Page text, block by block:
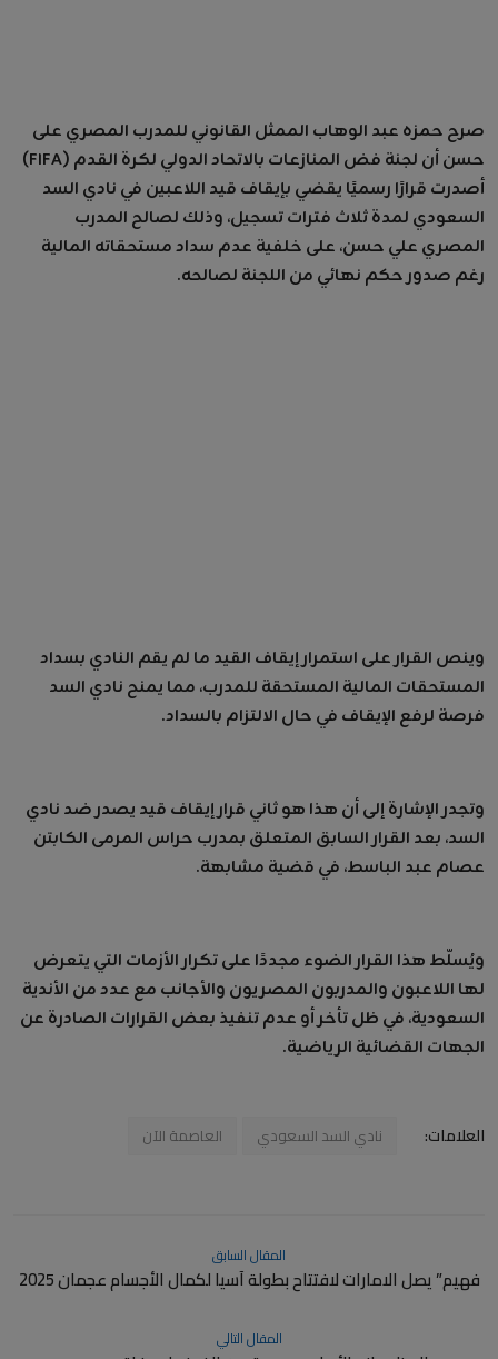
صرح حمزه عبد الوهاب الممثل القانوني للمدرب المصري على
حسن أن لجنة فض المنازعات بالاتحاد الدولي لكرة القدم (FIFA)
أصدرت قرارًا رسميًا يقضي بإيقاف قيد اللاعبين في نادي السد
السعودي لمدة ثلاث فترات تسجيل، وذلك لصالح المدرب
المصري علي حسن، على خلفية عدم سداد مستحقاته المالية
رغم صدور حكم نهائي من اللجنة لصالحه.
وينص القرار على استمرار إيقاف القيد ما لم يقم النادي بسداد
المستحقات المالية المستحقة للمدرب، مما يمنح نادي السد
فرصة لرفع الإيقاف في حال الالتزام بالسداد.
وتجدر الإشارة إلى أن هذا هو ثاني قرار إيقاف قيد يصدر ضد نادي
السد، بعد القرار السابق المتعلق بمدرب حراس المرمى الكابتن
عصام عبد الباسط، في قضية مشابهة.
ويُسلّط هذا القرار الضوء مجددًا على تكرار الأزمات التي يتعرض
لها اللاعبون والمدربون المصريون والأجانب مع عدد من الأندية
السعودية، في ظل تأخر أو عدم تنفيذ بعض القرارات الصادرة عن
الجهات القضائية الرياضية.
العلامات: نادي السد السعودي العاصمة الآن
المقال السابق
فهيم” يصل الامارات لافتتاح بطولة آسيا لكمال الأجسام عجمان 2025
المقال التالي